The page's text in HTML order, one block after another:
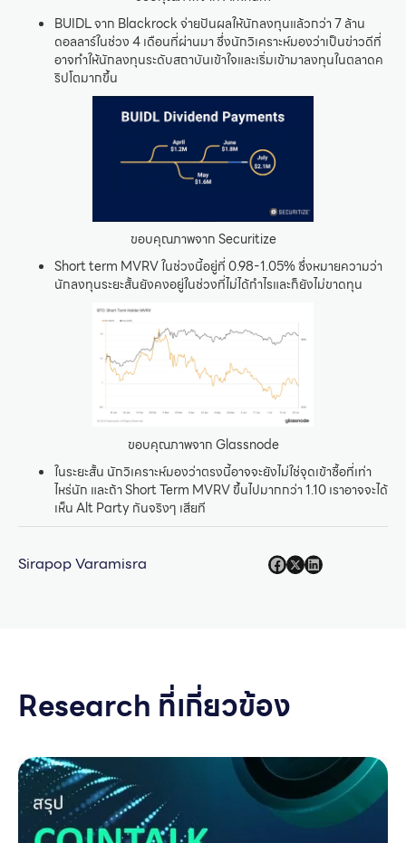
BUIDL จาก Blackrock จ่ายปันผลให้นักลงทุนแล้วกว่า 7 ล้าน
ดอลลาร์ในช่วง 4 เดือนที่ผ่านมา ซึ่งนักวิเคราะห์มองว่าเป็นข่าวดีที่
อาจทำให้นักลงทุนระดับสถาบันเข้าใจและเริ่มเข้ามาลงทุนในตลาดค
ริปโตมากขึ้น
ขอบคุณภาพจาก Securitize
Short term MVRV ในช่วงนี้อยู่ที่ 0.98-1.05% ซึ่งหมายความว่า
นักลงทุนระยะสั้นยังคงอยู่ในช่วงที่ไม่ได้กำไรและก็ยังไม่ขาดทุน
ขอบคุณภาพจาก Glassnode
ในระยะสั้น นักวิเคราะห์มองว่าตรงนี้อาจจะยังไม่ใช่จุดเข้าซื้อที่เท่า
ไหร่นัก และถ้า Short Term MVRV ขึ้นไปมากกว่า 1.10 เราอาจจะได้
เห็น Alt Party กันจริงๆ เสียที
Sirapop Varamisra
Research ที่เกี่ยวข้อง